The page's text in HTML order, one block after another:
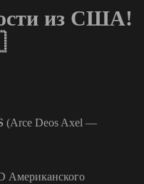
из США!
(Arce Deos Axel —
Американского